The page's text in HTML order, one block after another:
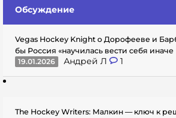
Обсуждение
Vegas Hockey Knight о Дорофееве и
бы Россия «научилась вести себя иначе
19.01.2026
Андрей Л 1
The Hockey Writers: Малкин — ключ к